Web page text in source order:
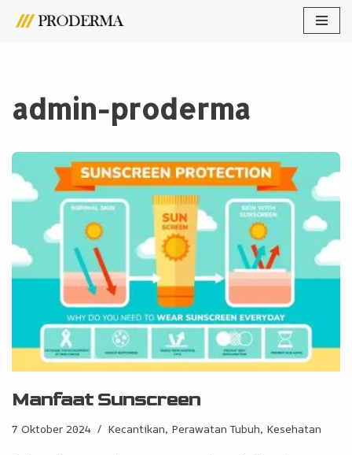
admin-proderma
Manfaat Sunscreen
7 Oktober 2024 Kecantikan, Perawatan Tubuh, Kesehatan